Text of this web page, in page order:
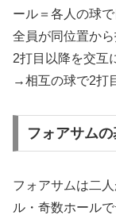
ール＝各人の球
全員が同位置か
2打目以降を交互
→相互の球で2打
フォアサム
フォアサムは二
ル・奇数ホール